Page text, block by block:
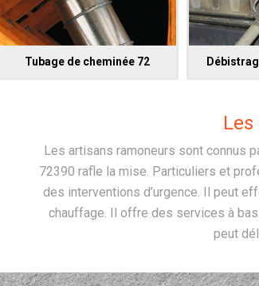
Tubage de cheminée 72
Les artisans ramoneurs sont connus
72390 rafle la mise. Particuliers et
des interventions d’urgence. Il peut
chauffage. Il offre des services à bas
peut